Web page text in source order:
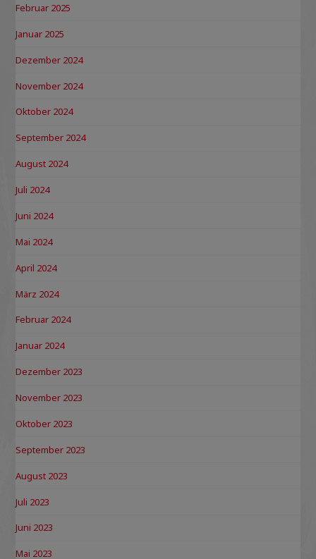
Februar 2025
Januar 2025
Dezember 2024
November 2024
Oktober 2024
September 2024
August 2024
Juli 2024
Juni 2024
Mai 2024
April 2024
März 2024
Februar 2024
Januar 2024
Dezember 2023
November 2023
Oktober 2023
September 2023
August 2023
Juli 2023
Juni 2023
Mai 2023